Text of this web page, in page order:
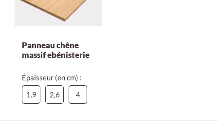
Panneau chêne
massif ebénisterie
Épaisseur (en cm) :
1.9
2,6 4